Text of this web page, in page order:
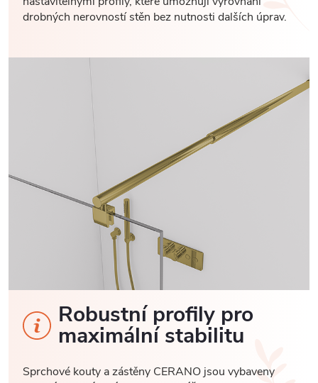
drobných nerovností stěn bez nutnosti dalších úprav.
Robustní profily pro
maximální stabilitu
Sprchové kouty a zástěny CERANO jsou vybaveny